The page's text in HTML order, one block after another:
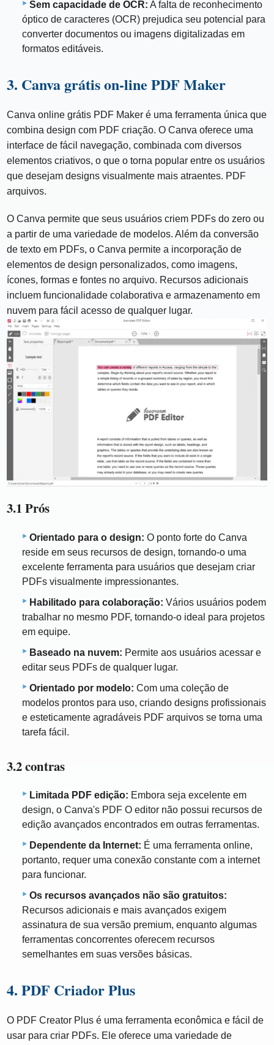
Sem capacidade de OCR: A falta de reconhecimento
óptico de caracteres (OCR) prejudica seu potencial para
converter documentos ou imagens digitalizadas em
formatos editáveis.
3. Canva grátis on-line PDF Maker
Canva online grátis PDF Maker é uma ferramenta única que
combina design com PDF criação. O Canva oferece uma
interface de fácil navegação, combinada com diversos
elementos criativos, o que o torna popular entre os usuários
que desejam designs visualmente mais atraentes. PDF
arquivos.
O Canva permite que seus usuários criem PDFs do zero ou
a partir de uma variedade de modelos. Além da conversão
de texto em PDFs, o Canva permite a incorporação de
elementos de design personalizados, como imagens,
ícones, formas e fontes no arquivo. Recursos adicionais
incluem funcionalidade colaborativa e armazenamento em
nuvem para fácil acesso de qualquer lugar.
3.1 Prós
Orientado para o design: O ponto forte do Canva
reside em seus recursos de design, tornando-o uma
excelente ferramenta para usuários que desejam criar
PDFs visualmente impressionantes.
Habilitado para colaboração: Vários usuários podem
trabalhar no mesmo PDF, tornando-o ideal para projetos
em equipe.
Baseado na nuvem: Permite aos usuários acessar e
editar seus PDFs de qualquer lugar.
Orientado por modelo: Com uma coleção de
modelos prontos para uso, criando designs profissionais
e esteticamente agradáveis PDF arquivos se torna uma
tarefa fácil.
3.2 contras
Limitada PDF edição: Embora seja excelente em
design, o Canva's PDF O editor não possui recursos de
edição avançados encontrados em outras ferramentas.
Dependente da Internet: É uma ferramenta online,
portanto, requer uma conexão constante com a internet
para funcionar.
Os recursos avançados não são gratuitos:
Recursos adicionais e mais avançados exigem
assinatura de sua versão premium, enquanto algumas
ferramentas concorrentes oferecem recursos
semelhantes em suas versões básicas.
4. PDF Criador Plus
O PDF Creator Plus é uma ferramenta econômica e fácil de
usar para criar PDFs. Ele oferece uma variedade de